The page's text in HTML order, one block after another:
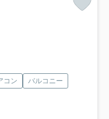
コン
バルコニー